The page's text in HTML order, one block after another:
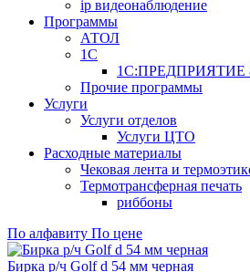
ip видеонаблюдение
Программы
АТОЛ
1С
1С:ПРЕДПРИЯТИЕ
Прочие программы
Услуги
Услуги отделов
Услуги ЦТО
Расходные материалы
Чековая лента и
Термотрансферная печать
риббоны
По алфавиту По цене
Бирка р/ч Golf d 54 мм черная